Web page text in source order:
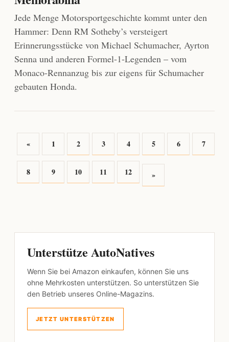
Jede Menge Motorsportgeschichte kommt unter den
Hammer: Denn RM Sotheby’s versteigert
Erinnerungsstücke von Michael Schumacher, Ayrton
Senna und anderen Formel-1-Legenden – vom
Monaco-Rennanzug bis zur eigens für Schumacher
gebauten Honda.
« 1 2 3 4 5 6 7
8 9 10 11 12 »
Unterstütze AutoNatives
Wenn Sie bei Amazon einkaufen, können Sie uns
ohne Mehrkosten unterstützen. So unterstützen Sie
den Betrieb unseres Online-Magazins.
JETZT UNTERSTÜTZEN